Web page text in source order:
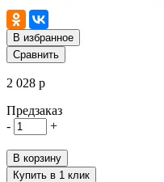
В избранное
Сравнить
2 028 р
Предзаказ
-
+
В корзину
Купить в 1 клик